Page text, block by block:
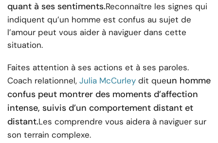
quant à ses sentiments.Reconnaître les signes qui
indiquent qu’un homme est confus au sujet de
l’amour peut vous aider à naviguer dans cette
situation.
Faites attention à ses actions et à ses paroles.
Coach relationnel, Julia McCurley dit queun homme
confus peut montrer des moments d’affection
intense, suivis d’un comportement distant et
distant.Les comprendre vous aidera à naviguer sur
son terrain complexe.